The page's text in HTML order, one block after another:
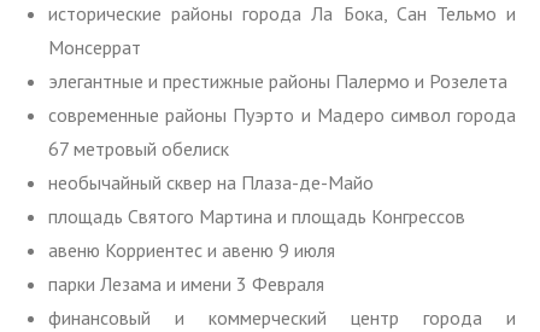
исторические районы города Ла Бока, Сан Тельмо и
Монсеррат
элегантные и престижные районы Палермо и Розелета
современные районы Пуэрто и Мадеро символ города
67 метровый обелиск
необычайный сквер на Плаза-де-Майо
площадь Святого Мартина и площадь Конгрессов
авеню Корриентес и авеню 9 июля
парки Лезама и имени 3 Февраля
финансовый и коммерческий центр города и